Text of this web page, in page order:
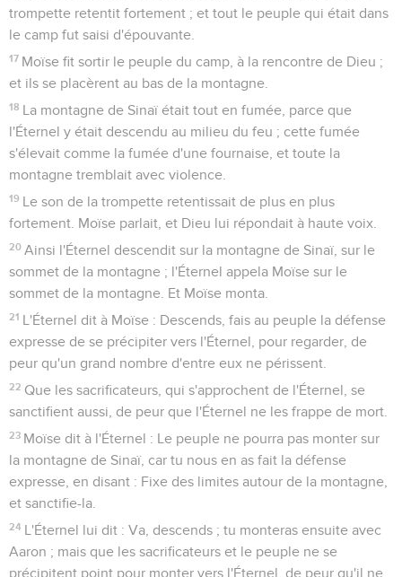
trompette retentit fortement ; et tout le peuple qui était dans
le camp fut saisi d'épouvante.
17 Moïse fit sortir le peuple du camp, à la rencontre de Dieu ;
et ils se placèrent au bas de la montagne.
18 La montagne de Sinaï était tout en fumée, parce que
l'Éternel y était descendu au milieu du feu ; cette fumée
s'élevait comme la fumée d'une fournaise, et toute la
montagne tremblait avec violence.
19 Le son de la trompette retentissait de plus en plus
fortement. Moïse parlait, et Dieu lui répondait à haute voix.
20 Ainsi l'Éternel descendit sur la montagne de Sinaï, sur le
sommet de la montagne ; l'Éternel appela Moïse sur le
sommet de la montagne. Et Moïse monta.
21 L'Éternel dit à Moïse : Descends, fais au peuple la défense
expresse de se précipiter vers l'Éternel, pour regarder, de
peur qu'un grand nombre d'entre eux ne périssent.
22 Que les sacrificateurs, qui s'approchent de l'Éternel, se
sanctifient aussi, de peur que l'Éternel ne les frappe de mort.
23 Moïse dit à l'Éternel : Le peuple ne pourra pas monter sur
la montagne de Sinaï, car tu nous en as fait la défense
expresse, en disant : Fixe des limites autour de la montagne,
et sanctifie-la.
24 L'Éternel lui dit : Va, descends ; tu monteras ensuite avec
Aaron ; mais que les sacrificateurs et le peuple ne se
précipitent point pour monter vers l'Éternel, de peur qu'il ne